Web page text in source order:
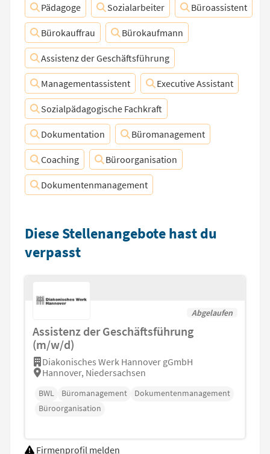
Pädagoge Sozialarbeiter Büroassistent
Bürokauffrau Bürokaufmann
Assistenz der Geschäftsführung
Managementassistent Executive Assistant
Sozialpädagogische Fachkraft
Dokumentation Büromanagement
Coaching Büroorganisation
Dokumentenmanagement
Diese Stellenangebote hast du
verpasst
Abgelaufen
Assistenz der Geschäftsführung
(m/w/d)
Diakonisches Werk Hannover gGmbH
Hannover, Niedersachsen
BWL Büromanagement
Dokumentenmanagement
Büroorganisation
Firmenprofil melden